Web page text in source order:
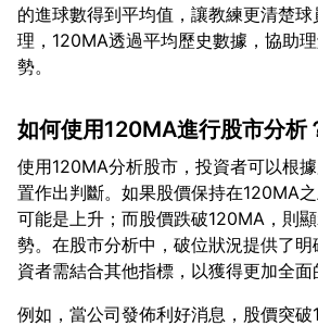
的進球數得到平均值，讓教練更清楚
理，120MA透過平均歷史數據，協助
如何使用120MA進行股市分析
使用120MA分析股市，投資者可以根
置作出判斷。如果股價保持在120MA
可能是上升；而股價跌破120MA，則
勢。在股市分析中，破位狀況提供了
例如，當公司發佈利好消息，股價突